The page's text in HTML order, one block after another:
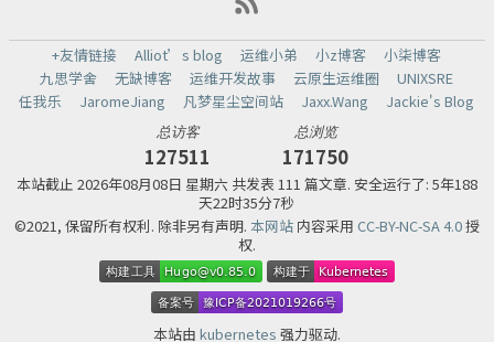
+友情链接 Alliot’s blog 运维小弟 小z博客
小柒博客
九思学舍
无缺博客 运维开发故事 云原生运维圈
UNIXSRE
任我乐
JaromeJiang 凡梦星尘空间站 Jaxx.Wang Jackie's Blog
总访客
127511
总浏览
171750
本站截止 2026年08月08日 星期六 共发表 111 篇文章. 安全运行了: 5年188
天22时35分8秒
©2021, 保留所有权利. 除非另有声明. 本网站 内容采用 CC-BY-NC-SA 4.0授
权.
本站由 kubernetes 强力驱动.